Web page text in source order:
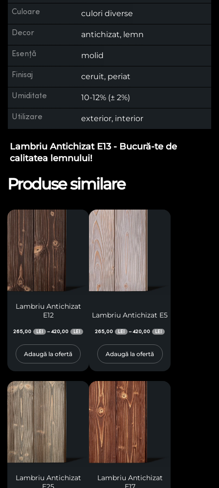
Culoare culori diverse
Decor antichizat, lemn
Esență molid
Finisaj ceruit, periat
Umiditate 10-12% (± 2%)
Utilizare exterior, interior
Lambriu Antichizat E13 - Bucură-te de
calitatea lemnului!
Produse similare
Lambriu Antichizat
E12
265,00 LEI –420,00 LEI
Adaugă la ofertă
Lambriu Antichizat E5
265,00 LEI –420,00 LEI
Adaugă la ofertă
Lambriu Antichizat
Lambriu Antichizat